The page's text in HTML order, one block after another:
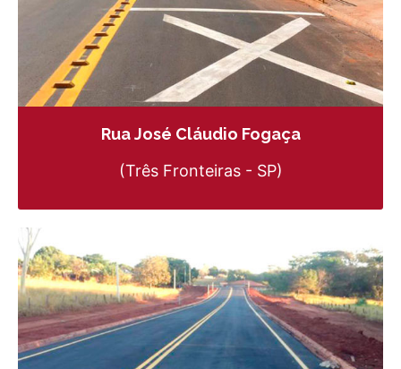
Rua José Cláudio Fogaça
(Três Fronteiras - SP)